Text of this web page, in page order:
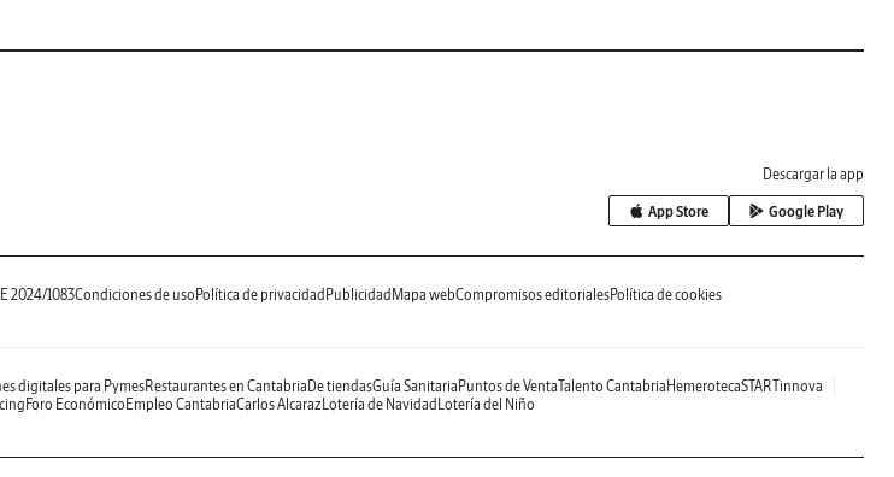
Descargar la app
App Store Google Play
2024/1083Condiciones de uso Política de privacidad Publicidad Mapa webCompromisos editorialesPolítica de cookies
digitales para PymesRestaurantes en Cantabria De tiendasGuía Sanitaria Puntos de VentaTalento Cantabria HemerotecaSTARTinnova
Foro Económico Empleo CantabriaCarlos AlcarazLotería de Navidad Lotería del Niño